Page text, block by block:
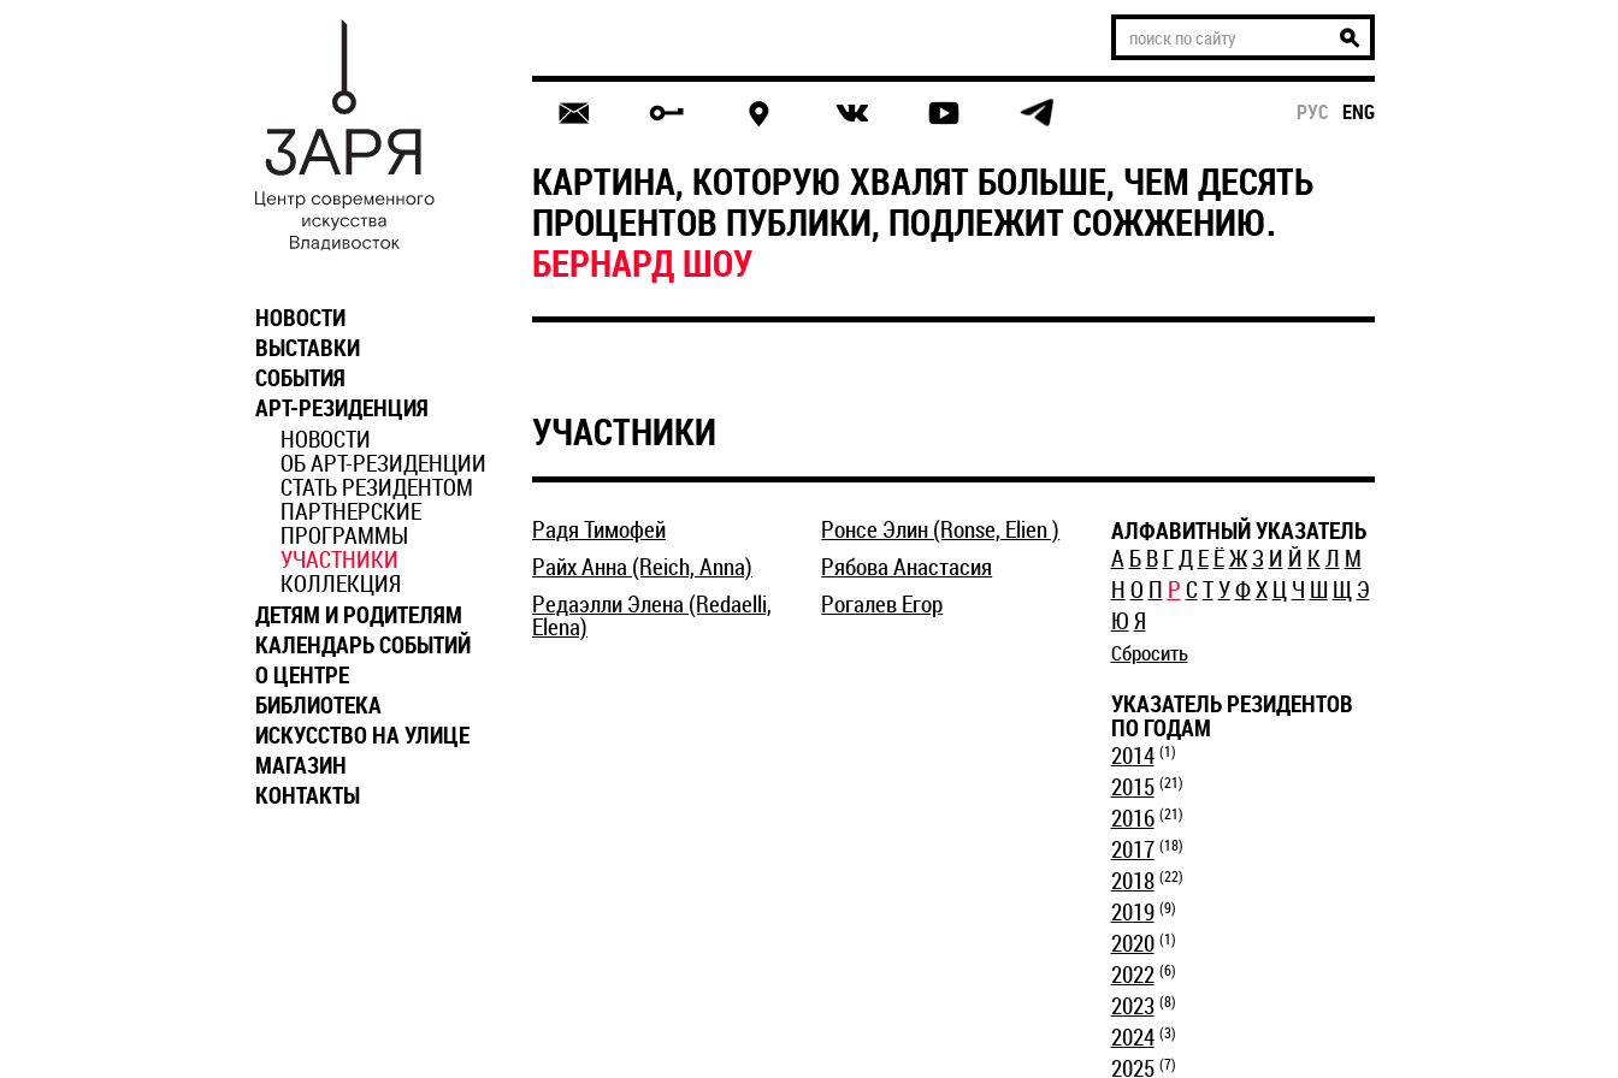
РУС ENG
КАРТИНА, КОТОРУЮ ХВАЛЯТ БОЛЬШЕ, ЧЕМ ДЕСЯТЬ
ПРОЦЕНТОВ ПУБЛИКИ, ПОДЛЕЖИТ СОЖЖЕНИЮ.
БЕРНАРД ШОУ
УЧАСТНИКИ
Радя Тимофей
Райх Анна (Reich, Anna)
Редаэлли Элена (Redaelli,
Elena)
Ронсе Элин (Ronse, Elien )
Рябова Анастасия
Рогалев Егор
АЛФАВИТНЫЙ УКАЗАТЕЛЬ
А Б В ГД Е ЁЖЗ И Й КЛ М
НО П РСТУФХ Ц Ч Ш Щ Э
ЮЯ
Сбросить
УКАЗАТЕЛЬ РЕЗИДЕНТОВ
ПО ГОДАМ
2014 (1)
2015 (21)
2016 (21)
2017 (18)
2018 (22)
2019 (9)
2020 (1)
2022 (6)
2023 (8)
2024 (3)
2025 (7)
НОВОСТИ
ВЫСТАВКИ
СОБЫТИЯ
АРТ-РЕЗИДЕНЦИЯ
НОВОСТИ
ОБ АРТ-РЕЗИДЕНЦИИ
СТАТЬ РЕЗИДЕНТОМ
ПАРТНЕРСКИЕ
ПРОГРАММЫ
УЧАСТНИКИ
КОЛЛЕКЦИЯ
ДЕТЯМ И РОДИТЕЛЯМ
КАЛЕНДАРЬ СОБЫТИЙ
О ЦЕНТРЕ
БИБЛИОТЕКА
ИСКУССТВО НА УЛИЦЕ
МАГАЗИН
КОНТАКТЫ